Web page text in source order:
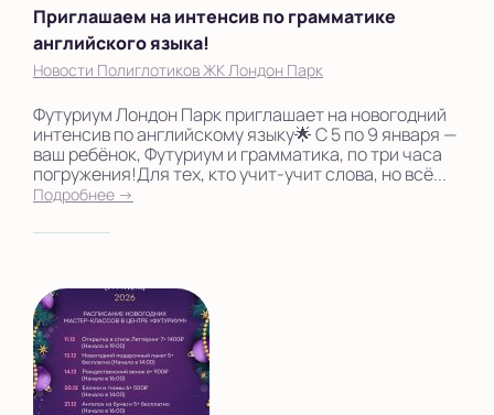
Приглашаем на интенсив по грамматике
английского языка!
Новости Полиглотиков ЖК Лондон Парк
Футуриум Лондон Парк приглашает на новогодний
интенсив по английскому языку🌟 С 5 по 9 января —
ваш ребёнок, Футуриум и грамматика, по три часа
погружения!Для тех, кто учит-учит слова, но всё...
Подробнее →